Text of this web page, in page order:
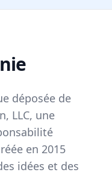
déposée de
LLC, une
en 2015
idées et des